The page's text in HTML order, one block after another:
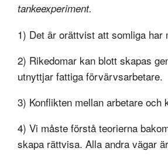
tankeexperiment.
1) Det är orättvist att somliga har
2) Rikedomar kan blott skapas
utnyttjar fattiga förvärvsarbetare.
3) Konflikten mellan arbetare
4) Vi måste förstå teorierna
skapa rättvisa. Alla andra vägar